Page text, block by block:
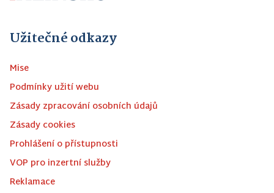
Užitečné odkazy
Mise
Podmínky užití webu
Zásady zpracování osobních údajů
Zásady cookies
Prohlášení o přístupnosti
VOP pro inzertní služby
Reklamace